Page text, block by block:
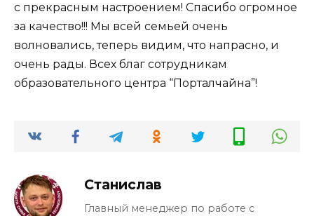
с прекрасным настроением! Спасибо огромное
за качество!!! Мы всей семьей очень
волновались, теперь видим, что напрасно, и
очень рады. Всех благ сотрудникам
образовательного центра “Порталчайна”!
Станислав
Главный менеджер по работе с